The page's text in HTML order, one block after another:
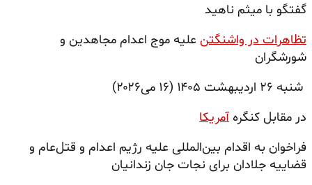
گفتگو با میثم ناهید
تظاهرات در واشنگتن علیه موج اعدام مجاهدین و
شورشگران
شنبه ۲۶ اردیبهشت ۱۴۰۵ (۱۶ می‌۲۰۲۶)
در مقابل کنگره آمریکا
فراخوان به اقدام بین‌المللی علیه رژیم اعدام و قتل‌عام و
قضاییه جلادان برای نجات جان زندانیان